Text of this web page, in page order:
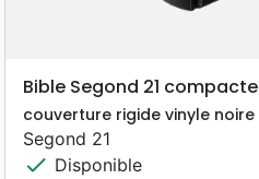
Bible Segond 21 compacte
couverture rigide vinyle noire
Segond 21
check Disponible